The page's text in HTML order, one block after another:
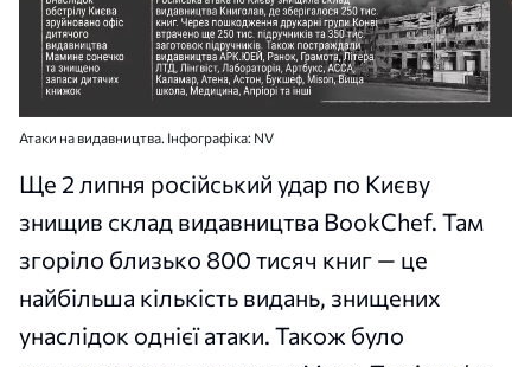
Атаки на видавництва. Інфографіка: NV
Ще 2 липня російський удар по Києву
знищив склад видавництва BookChef. Там
згоріло близько 800 тисяч книг — це
найбільша кількість видань, знищених
унаслідок однієї атаки. Також було